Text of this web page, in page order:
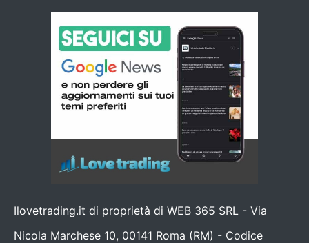
Ilovetrading.it di proprietà di WEB 365 SRL - Via
Nicola Marchese 10, 00141 Roma (RM) - Codice